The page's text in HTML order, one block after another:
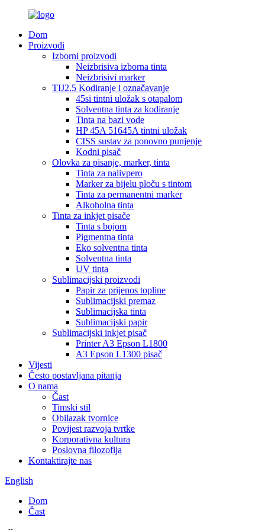
Dom
Proizvodi
Izborni proizvodi
Neizbrisiva izborna tinta
Neizbrisivi marker
TIJ2.5 Kodiranje i označavanje
45si tintni uložak s otapalom
Solventna tinta za kodiranje
Tinta na bazi vode
HP 45A 51645A tintni uložak
CISS sustav za ponovno punjenje
Kodni pisač
Olovka za pisanje, marker, tinta
Tinta za nalivpero
Marker za bijelu ploču s tintom
Tinta za permanentni marker
Alkoholna tinta
Tinta za inkjet pisače
Tinta s bojom
Pigmentna tinta
Eko solventna tinta
Solventna tinta
UV tinta
Sublimacijski proizvodi
Papir za prijenos topline
Sublimacijski premaz
Sublimacijska tinta
Sublimacijski papir
Sublimacijski inkjet pisač
Printer A3 Epson L1800
A3 Epson L1300 pisač
Vijesti
Često postavljana pitanja
O nama
Čast
Timski stil
Obilazak tvornice
Povijest razvoja tvrtke
Korporativna kultura
Poslovna filozofija
Kontaktirajte nas
English
Dom
Čast